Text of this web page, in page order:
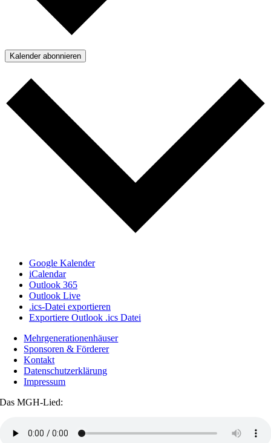
Kalender abonnieren
Google Kalender
iCalendar
Outlook 365
Outlook Live
.ics-Datei exportieren
Exportiere Outlook .ics Datei
Mehrgenerationenhäuser
Sponsoren & Förderer
Kontakt
Datenschutzerklärung
Impressum
Das MGH-Lied: